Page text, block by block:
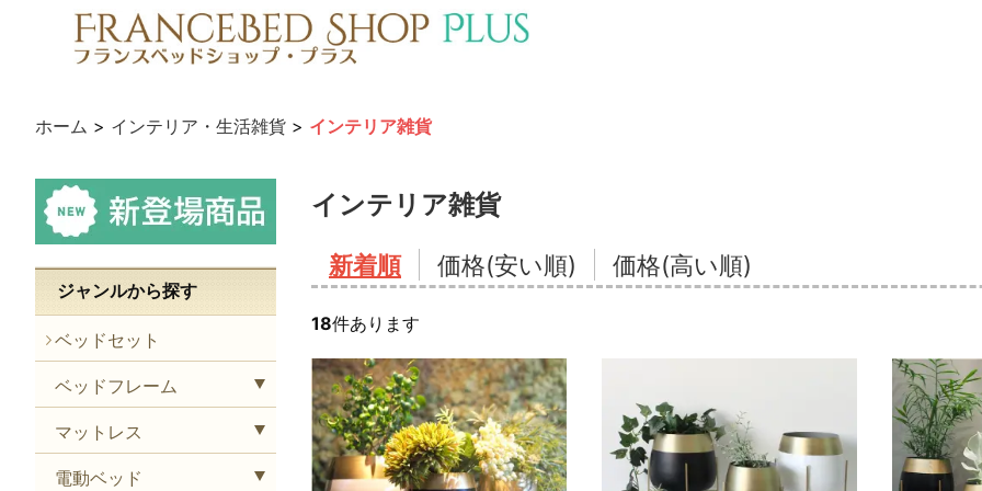
ホーム > インテリア・生活雑貨 > インテリア雑貨
ジャンルから探す
ベッドセット
ベッドフレーム
マットレス
電動ベッド
インテリア雑貨
新着順 価格(安い順) 価格(高い順)
18件あります